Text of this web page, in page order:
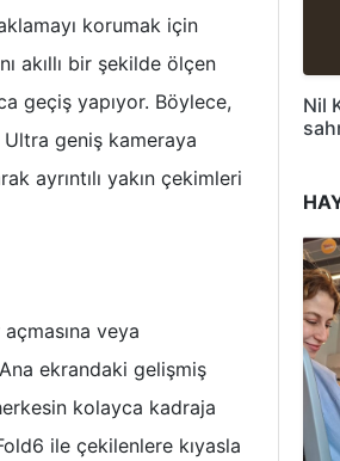
korumak için
akıllı bir şekilde ölçen
geçiş yapıyor. Böylece,
geniş kameraya
ayrıntılı yakın çekimleri
veya
ekrandaki gelişmiş
kolayca kadraja
ile çekilenlere kıyasla
Nil